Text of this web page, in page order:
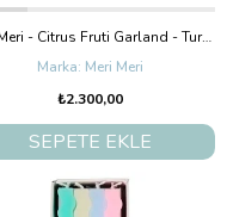
Meri Meri - Citrus Fruti Garland - Turunçgiller Meyve Asılan Süs
Meri Meri
₺2.300,00
SEPETE EKLE